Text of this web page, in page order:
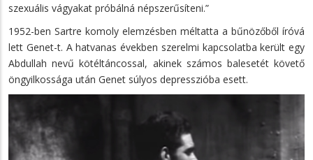
szexuális vágyakat próbálná népszerűsíteni.”
1952-ben Sartre komoly elemzésben méltatta a bűnözőből íróvá
lett Genet-t. A hatvanas években szerelmi kapcsolatba került egy
Abdullah nevű kötéltáncossal, akinek számos balesetét követő
öngyilkossága után Genet súlyos depresszióba esett.